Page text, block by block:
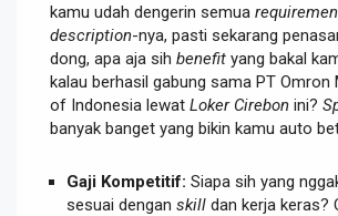
kamu udah dengerin semua
description-nya, pasti sekarang
dong, apa aja sih benefit yang bakal
kalau berhasil gabung sama PT Omron
of Indonesia lewat Loker Cirebon ini?
banyak banget yang bikin kamu auto
Gaji Kompetitif: Siapa sih yang
sesuai dengan skill dan kerja keras?